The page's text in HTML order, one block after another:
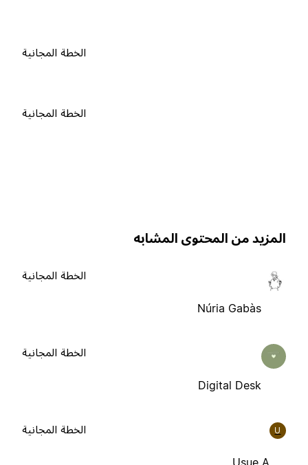
الخطة المجانية
الخطة المجانية
من المحتوى المشابه
Núria Gabàs
الخطة المجانية
Digital Desk
الخطة المجانية
Usue A.
الخطة المجانية